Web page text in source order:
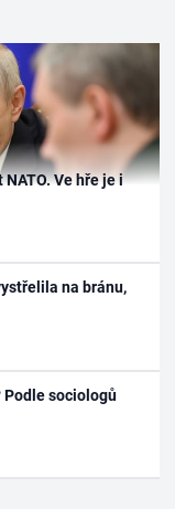
Ve hře je i
na bránu,
Podle sociologů